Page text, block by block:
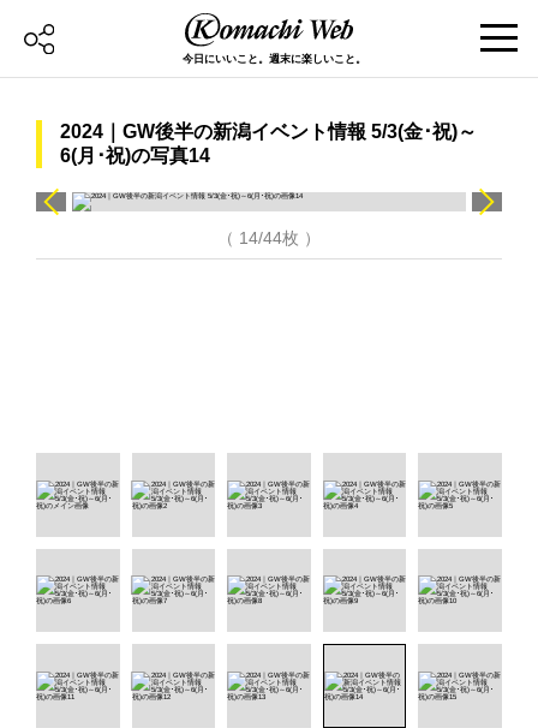
今日にいいこと。週末に楽しいこと。
2024｜GW後半の新潟イベント情報 5/3(金･祝)～
6(月･祝)の写真14
（ 14/44枚 ）